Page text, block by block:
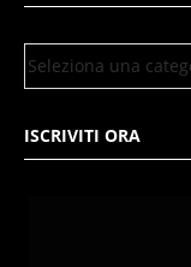
ISCRIVITI ORA